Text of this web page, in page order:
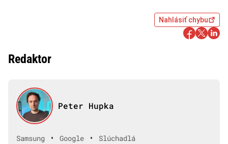
Nahlásiť chybu
Redaktor
Peter Hupka
Samsung • Google •
Slúchadlá